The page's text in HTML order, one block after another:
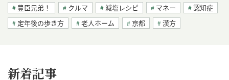
豊臣兄弟！ クルマ 減塩レシピ マネー
認知症
定年後の歩き方
老人ホーム 京都 漢方
新着記事